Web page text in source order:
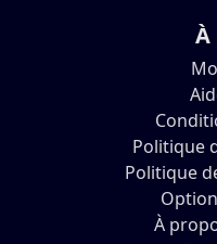
À
Politique
Politique
À